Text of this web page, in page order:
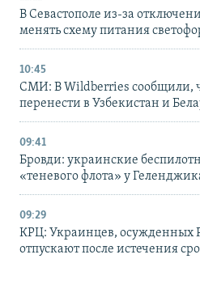
В Севастополе из-за
менять схему питания
10:45
СМИ: В Wildberries сообщили,
перенести в Узбекистан и
09:41
Бровди: украинские
«теневого флота» у
09:29
КРЦ: Украинцев, осужденных
отпускают после истечения